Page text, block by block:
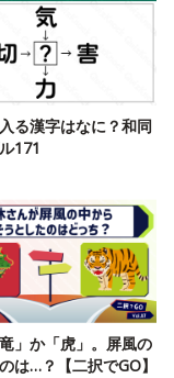
入る漢字はなに？和同
171
」か「虎」。屏風の
は…？【二択でGO】